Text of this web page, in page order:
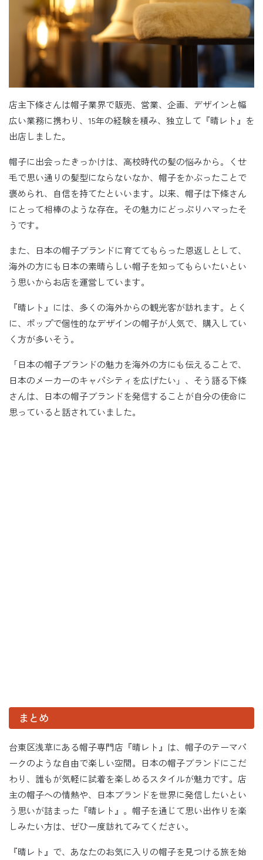
店主下條さんは帽子業界で販売、営業、企画、デザインと幅
広い業務に携わり、15年の経験を積み、独立して『晴レト』を
出店しました。
帽子に出会ったきっかけは、高校時代の髪の悩みから。くせ
毛で思い通りの髪型にならないなか、帽子をかぶったことで
褒められ、自信を持てたといいます。以来、帽子は下條さん
にとって相棒のような存在。その魅力にどっぷりハマったそ
うです。
また、日本の帽子ブランドに育ててもらった恩返しとして、
海外の方にも日本の素晴らしい帽子を知ってもらいたいとい
う思いからお店を運営しています。
『晴レト』には、多くの海外からの観光客が訪れます。とく
に、ポップで個性的なデザインの帽子が人気で、購入してい
く方が多いそう。
「日本の帽子ブランドの魅力を海外の方にも伝えることで、
日本のメーカーのキャパシティを広げたい」、そう語る下條
さんは、日本の帽子ブランドを発信することが自分の使命に
思っていると話されていました。
まとめ
台東区浅草にある帽子専門店『晴レト』は、帽子のテーマパ
ークのような自由で楽しい空間。日本の帽子ブランドにこだ
わり、誰もが気軽に試着を楽しめるスタイルが魅力です。店
主の帽子への情熱や、日本ブランドを世界に発信したいとい
う思いが詰まった『晴レト』。帽子を通じて思い出作りを楽
しみたい方は、ぜひ一度訪れてみてください。
『晴レト』で、あなたのお気に入りの帽子を見つける旅を始